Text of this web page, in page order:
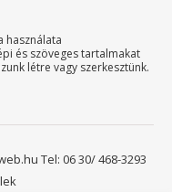
használata
és szöveges tartalmakat
létre vagy szerkesztünk.
Tel: 06 30/ 468-3293